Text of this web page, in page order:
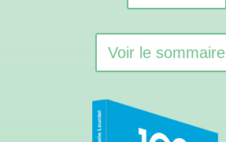
Voir le sommaire